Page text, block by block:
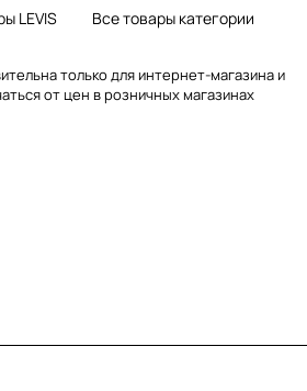
LEVIS Все товары категории
только для интернет-магазина и
от цен в розничных магазинах